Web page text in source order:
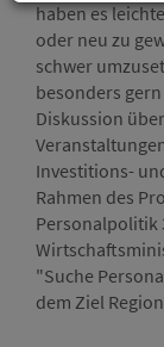
haben es
oder neu zu
schwer
besonders
Diskussion
Investitions-
Rahmen des
Personalpolitik
"Suche
dem Ziel